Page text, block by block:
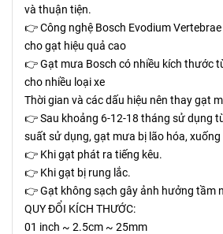
và thuận tiện.
👉 Công nghệ Bosch Evodium
cho gạt hiệu quả cao
👉 Gạt mưa Bosch có nhiều kích thước
cho nhiều loại xe
Thời gian và các dấu hiệu nên thay gạt
👉 Sau khoảng 6-12-18 tháng sử dụng
suất sử dụng, gạt mưa bị lão hóa,
👉 Khi gạt phát ra tiếng kêu.
👉 Khi gạt bị rung lắc.
👉 Gạt không sạch gây ảnh hưởng tầm
QUY ĐỔI KÍCH THƯỚC:
01 inch ~ 2.5cm ~ 25mm